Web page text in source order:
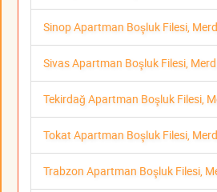
Sinop Apartman Boşluk Filesi,
Sivas Apartman Boşluk Filesi,
Tekirdağ Apartman Boşluk Filesi,
Tokat Apartman Boşluk Filesi,
Trabzon Apartman Boşluk Filesi,